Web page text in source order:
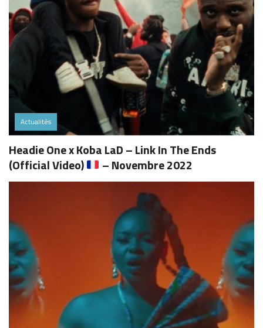
Actualités
Headie One x Koba LaD – Link In The Ends
(Official Video)
– Novembre 2022